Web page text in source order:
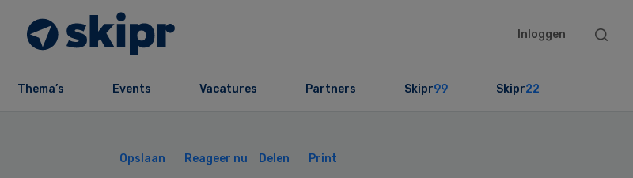
Inloggen
Search
Thema’s Events Vacatures Partners Skipr99 Skipr22
Opslaan Reageer nu Delen Print